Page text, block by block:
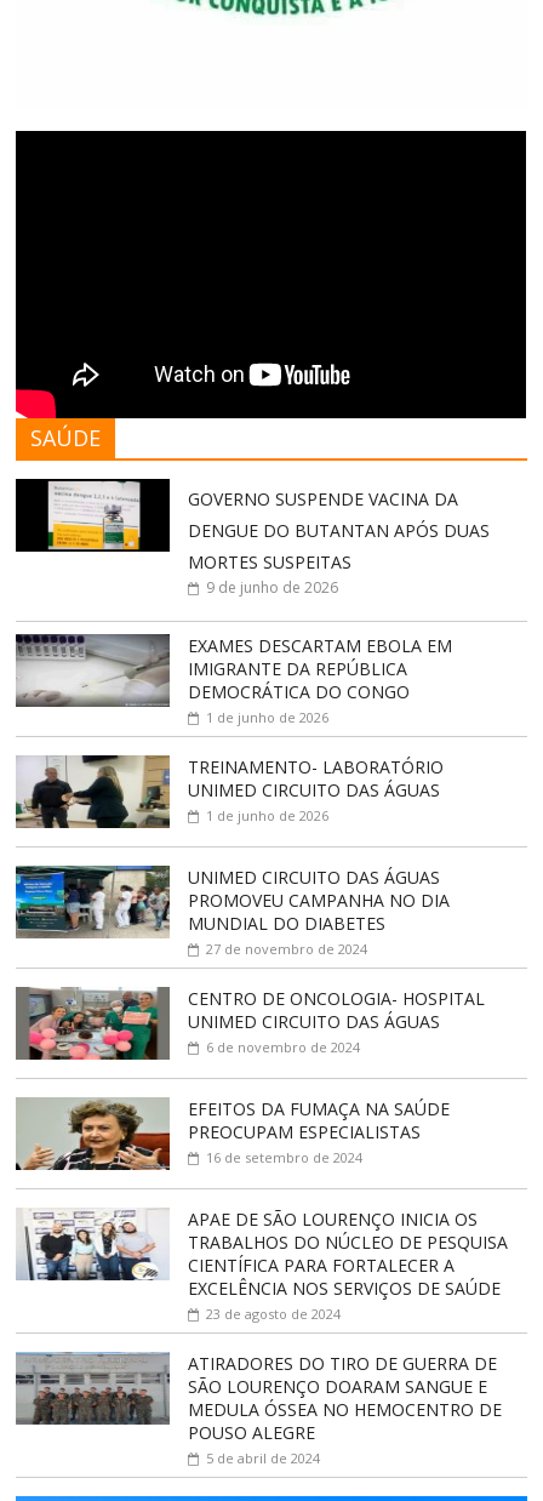
SAÚDE
GOVERNO SUSPENDE VACINA DA
DENGUE DO BUTANTAN APÓS DUAS
MORTES SUSPEITAS
9 de junho de 2026
EXAMES DESCARTAM EBOLA EM
IMIGRANTE DA REPÚBLICA
DEMOCRÁTICA DO CONGO
1 de junho de 2026
TREINAMENTO- LABORATÓRIO
UNIMED CIRCUITO DAS ÁGUAS
1 de junho de 2026
UNIMED CIRCUITO DAS ÁGUAS
PROMOVEU CAMPANHA NO DIA
MUNDIAL DO DIABETES
27 de novembro de 2024
CENTRO DE ONCOLOGIA- HOSPITAL
UNIMED CIRCUITO DAS ÁGUAS
6 de novembro de 2024
EFEITOS DA FUMAÇA NA SAÚDE
PREOCUPAM ESPECIALISTAS
16 de setembro de 2024
APAE DE SÃO LOURENÇO INICIA OS
TRABALHOS DO NÚCLEO DE PESQUISA
CIENTÍFICA PARA FORTALECER A
EXCELÊNCIA NOS SERVIÇOS DE SAÚDE
23 de agosto de 2024
ATIRADORES DO TIRO DE GUERRA DE
SÃO LOURENÇO DOARAM SANGUE E
MEDULA ÓSSEA NO HEMOCENTRO DE
POUSO ALEGRE
5 de abril de 2024